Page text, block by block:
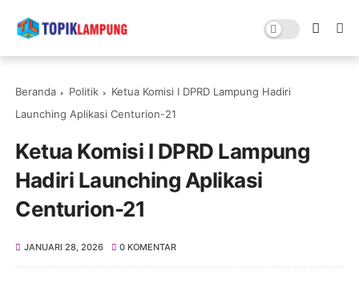
Beranda Politik
Ketua Komisi I DPRD Lampung Hadiri
Launching Aplikasi Centurion-21
Ketua Komisi I DPRD Lampung
Hadiri Launching Aplikasi
Centurion-21
JANUARI 28, 2026 0 KOMENTAR